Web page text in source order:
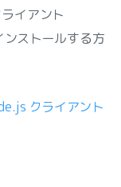
イアント
ンストールする方
クライアント